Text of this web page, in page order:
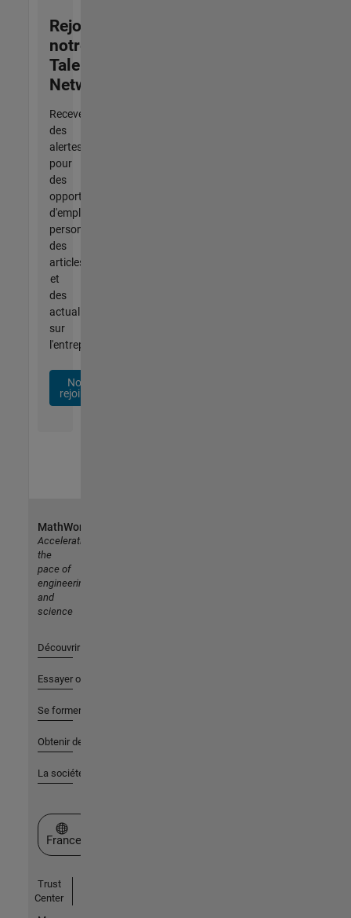
Rejoignez
notre
Talent
Network
Recevez
des
alertes
pour
des
opportunités
d'emploi
personnalisées,
des
articles
et
des
actualités
sur
l'entreprise.
Nous
rejoindre
MathWorks
Accelerating
the
pace of
engineering
and
science
Découvrir les produits
Essayer ou acheter
Se former
Obtenir de l'aide
La société
Sélectionner un site web
France
Trust
Center